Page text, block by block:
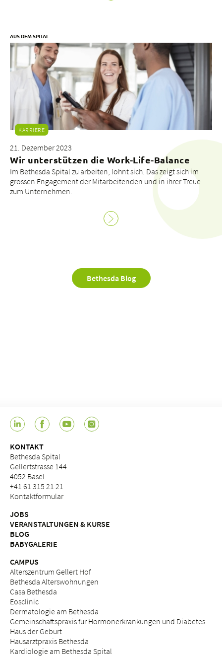
AUS DEM SPITAL
KARRIERE
21. Dezember 2023
Wir unterstützen die Work-Life-Balance
Im Bethesda Spital zu arbeiten, lohnt sich. Das zeigt sich im
grossen Engagement der Mitarbeitenden und in ihrer Treue
zum Unternehmen.
Bethesda Blog
KONTAKT
Bethesda Spital
Gellertstrasse 144
4052 Basel
+41 61 315 21 21
Kontaktformular
JOBS
VERANSTALTUNGEN & KURSE
BLOG
BABYGALERIE
CAMPUS
Alterszentrum Gellert Hof
Bethesda Alterswohnungen
Casa Bethesda
Eosclinic
Dermatologie am Bethesda
Gemeinschaftspraxis für Hormonerkrankungen und Diabetes
Haus der Geburt
Hausarztpraxis Bethesda
Kardiologie am Bethesda Spital